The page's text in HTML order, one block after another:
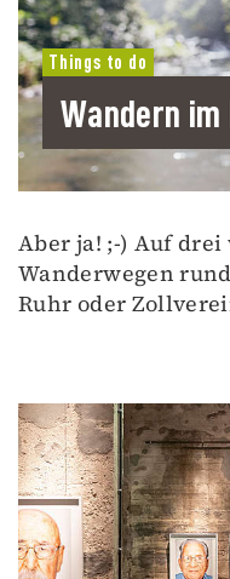
Things to do
Wandern
Aber ja! ;-) Auf
Wanderwegen
Ruhr oder